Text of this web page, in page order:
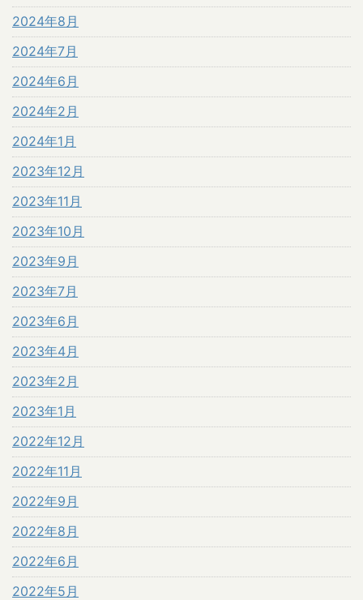
2024年8月
2024年7月
2024年6月
2024年2月
2024年1月
2023年12月
2023年11月
2023年10月
2023年9月
2023年7月
2023年6月
2023年4月
2023年2月
2023年1月
2022年12月
2022年11月
2022年9月
2022年8月
2022年6月
2022年5月